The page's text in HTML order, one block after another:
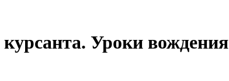
Уроки вождения